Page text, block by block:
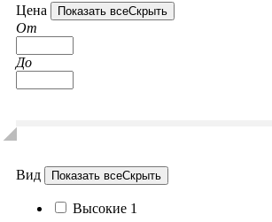
Цена Показать всеСкрыть
От
До
Вид Показать всеСкрыть
Высокие 1